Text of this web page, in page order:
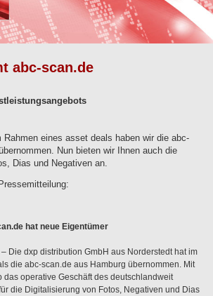
abc-scan.de
eines asset deals haben wir die abc-
Nun bieten wir Ihnen auch die
Dias und Negativen an.
hat neue Eigentümer
Die dxp distribution GmbH aus Norderstedt hat im
die abc-scan.de aus Hamburg übernommen. Mit
das operative Geschäft des deutschlandweit
die Digitalisierung von Fotos, Negativen und Dias